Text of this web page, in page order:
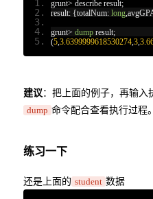
grunt> describe result;
result: {totalNum: long,
grunt> dump result;
(5, 3.6399999618530274, 3,
建议：把上面的例子，再输入
dump 命令配合查看执行过程。
练习一下
还是上面的 student 数据